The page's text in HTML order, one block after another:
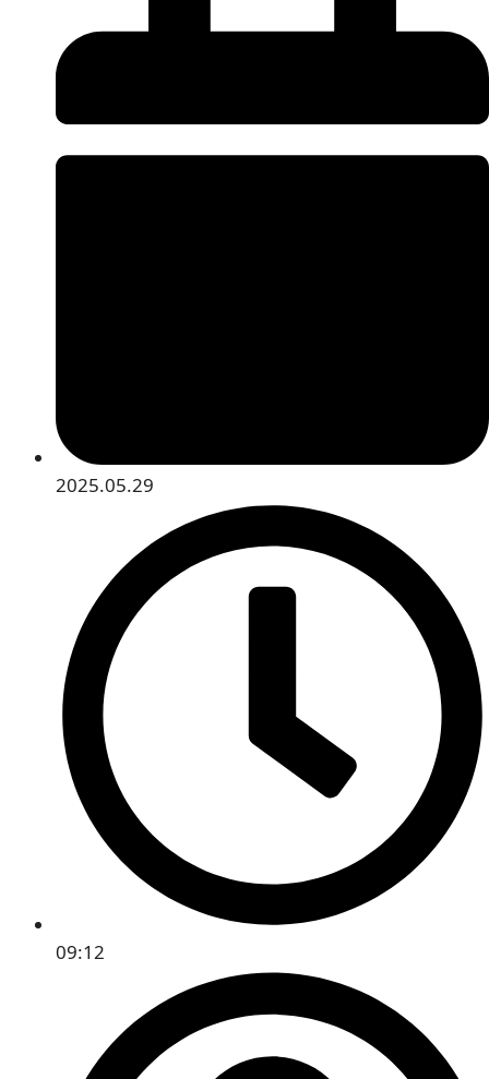
2025.05.29
09:12